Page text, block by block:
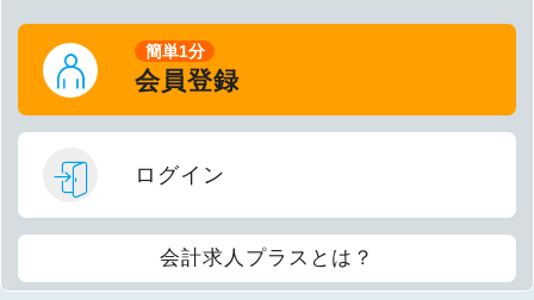
簡単1分
会員登録
ログイン
会計求人プラスとは？